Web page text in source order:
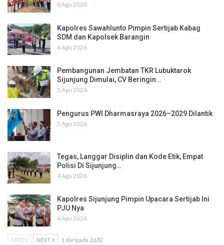
8 Agu 2026
Kapolres Sawahlunto Pimpin Sertijab Kabag
SDM dan Kapolsek Barangin
6 Agu 2026
Pembangunan Jembatan TKR Lubuktarok
Sijunjung Dimulai, CV Beringin…
5 Agu 2026
Pengurus PWI Dharmasraya 2026–2029 Dilantik
5 Agu 2026
Tegas, Langgar Disiplin dan Kode Etik, Empat
Polisi Di Sijunjung…
4 Agu 2026
Kapolres Sijunjung Pimpin Upacara Sertijab Ini
PJU Nya
4 Agu 2026
PREV NEXT 1 daripada 2,632